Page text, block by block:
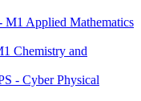
Applied Mathematics
Chemistry and
- Cyber Physical